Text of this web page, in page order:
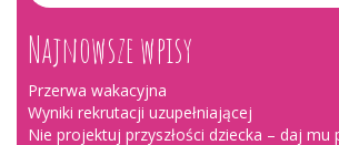
Najnowsze wpisy
Przerwa wakacyjna
Wyniki rekrutacji uzupełniającej
Nie projektuj przyszłości dziecka – daj mu